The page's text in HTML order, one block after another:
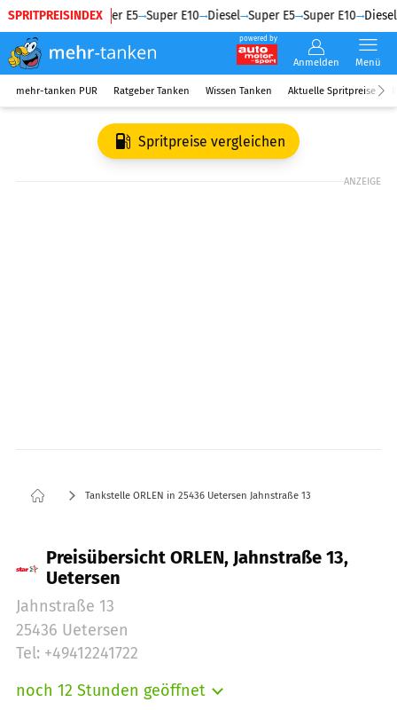
SPRITPREISINDEX
Diesel Super E5 Super E10 Diesel Super E5 Super E10 Diesel
powered by
Anmelden Menü
mehr-tanken PUR Ratgeber Tanken Wissen Tanken Aktuelle Spritpreise
Spritpreise vergleichen
ANZEIGE
Tankstelle ORLEN in 25436 Uetersen Jahnstraße 13
Preisübersicht ORLEN, Jahnstraße 13,
Uetersen
Jahnstraße 13
25436 Uetersen
Tel: +49412241722
noch 12 Stunden geöffnet